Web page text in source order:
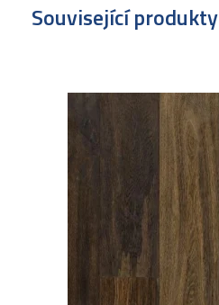
Související produkty